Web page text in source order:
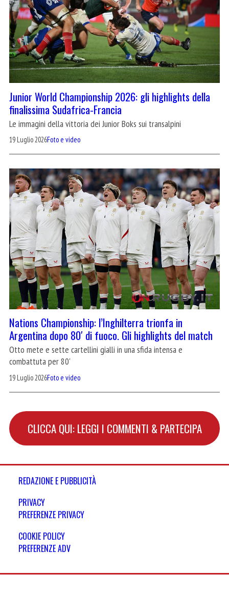
Junior World Championship 2026: gli highlights della
finalissima Sudafrica-Francia
Le immagini della vittoria dei Junior Boks sui transalpini
19 Luglio 2026Foto e video
Nations Championship: l’Inghilterra trionfa in
Argentina dopo 80′ di fuoco. Gli highlights del match
Otto mete e sette cartellini gialli in una sfida intensa e
combattuta per 80'
19 Luglio 2026Foto e video
CLICCA QUI: LEGGI I COMMENTI & PARTECIPA
REDAZIONE E PUBBLICITÀ
PRIVACY
PREFERENZE PRIVACY
COOKIE POLICY
PREFERENZE ADV